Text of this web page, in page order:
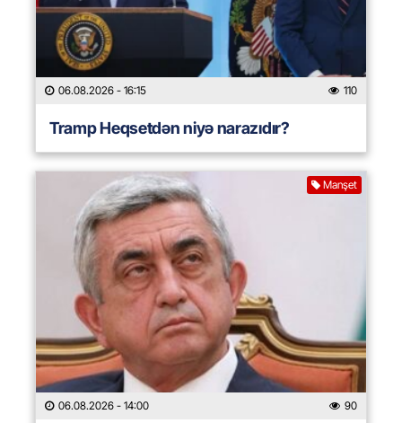
06.08.2026 - 16:15 110
Tramp Heqsetdən niyə narazıdır?
Manşet
06.08.2026 - 14:00 90